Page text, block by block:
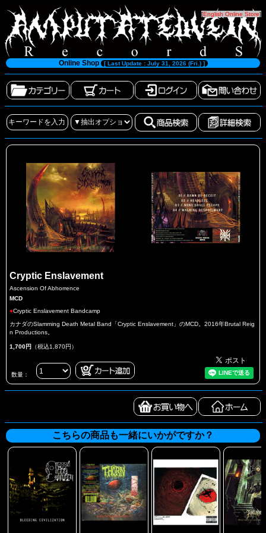
[English Online Store]
Online Shop [ Last Update : July 31, 2026 (Fri.) ]
Cryptic Enslavement
Ascension Of Abhorrence
MCD
●Cryptic Enslavement Bandcamp
カナダのSlamming Death Metal Band「Cryptic Enslavement」のMCD。2016年Brutal Reig
n Productions。
1,700円 （税込1,870円）
数量：
こちらの商品も一緒にいかがですか？